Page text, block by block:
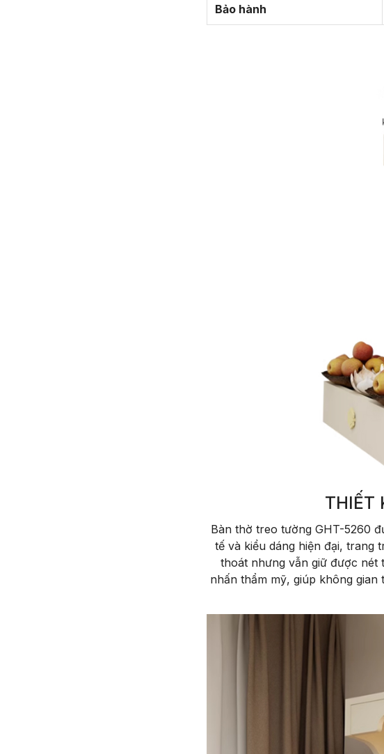
Bảo hành
THIẾT
Bàn thờ treo tường GHT-5260
tế và kiểu dáng hiện đại, trang
thoát nhưng vẫn giữ được nét
nhấn thẩm mỹ, giúp không